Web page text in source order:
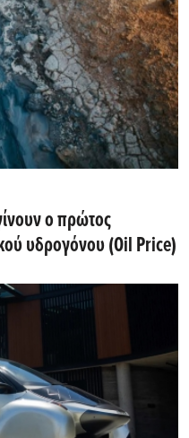
ο πρώτος
υδρογόνου (Oil Price)